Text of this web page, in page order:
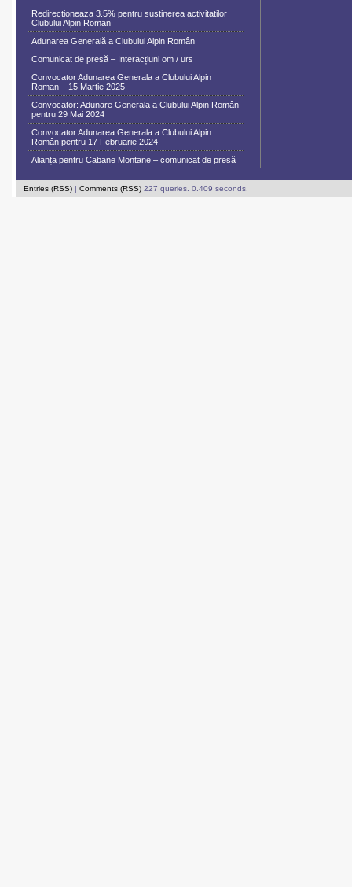
Redirectioneaza 3.5% pentru sustinerea activitatilor
Clubului Alpin Roman
Adunarea Generală a Clubului Alpin Român
Comunicat de presă – Interacțiuni om / urs
Convocator Adunarea Generala a Clubului Alpin
Roman – 15 Martie 2025
Convocator: Adunare Generala a Clubului Alpin Român
pentru 29 Mai 2024
Convocator Adunarea Generala a Clubului Alpin
Român pentru 17 Februarie 2024
Alianța pentru Cabane Montane – comunicat de presă
Entries (RSS) | Comments (RSS) 227 queries. 0.409 seconds.